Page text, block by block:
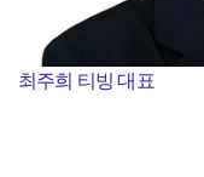
최주희 티빙 대표